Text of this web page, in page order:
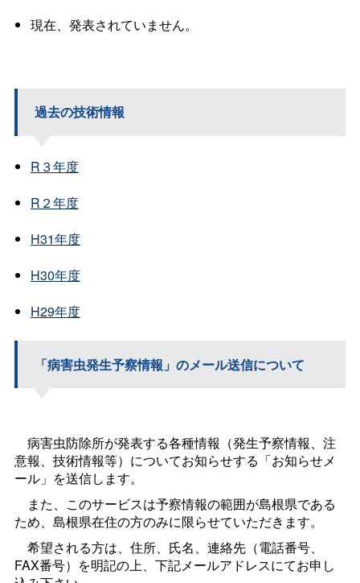
現在、発表されていません。
過去の技術情報
R３年度
R２年度
H31年度
H30年度
H29年度
「病害虫発生予察情報」のメール送信について
病害虫防除所が発表する各種情報（発生予察情報、注
意報、技術情報等）についてお知らせする「お知らせメ
ール」を送信します。
また、このサービスは予察情報の範囲が島根県である
ため、島根県在住の方のみに限らせていただきます。
希望される方は、住所、氏名、連絡先（電話番号、
FAX番号）を明記の上、下記メールアドレスにてお申し